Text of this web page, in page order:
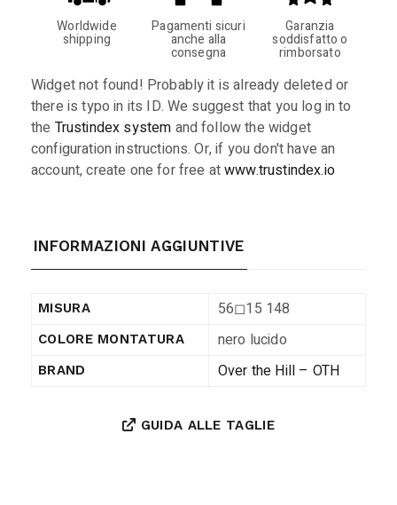
Worldwide
shipping
Pagamenti sicuri
anche alla
consegna
Garanzia
soddisfatto o
rimborsato
Widget not found! Probably it is already deleted or
there is typo in its ID. We suggest that you log in to
the Trustindex system and follow the widget
configuration instructions. Or, if you don't have an
account, create one for free atwww.trustindex.io
INFORMAZIONI AGGIUNTIVE
MISURA 56◻︎15 148
COLORE MONTATURA nero lucido
BRAND Over the Hill – OTH
GUIDA ALLE TAGLIE